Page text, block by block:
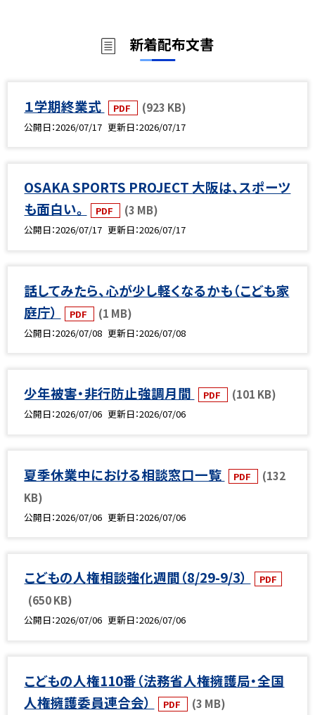
新着配布文書
１学期終業式 PDF (923 KB)
公開日 2026/07/17 更新日 2026/07/17
OSAKA SPORTS PROJECT 大阪は、スポーツ
も面白い。
PDF (3 MB)
公開日 2026/07/17 更新日 2026/07/17
話してみたら、心が少し軽くなるかも（こども家
庭庁）
PDF (1 MB)
公開日 2026/07/08 更新日 2026/07/08
少年被害・非行防止強調月間 PDF (101 KB)
公開日 2026/07/06 更新日 2026/07/06
夏季休業中における相談窓口一覧 PDF
(132
KB)
公開日 2026/07/06 更新日 2026/07/06
こどもの人権相談強化週間（8/29-9/3） PDF
(650 KB)
公開日 2026/07/06 更新日 2026/07/06
こどもの人権110番（法務省人権擁護局・全国
人権擁護委員連合会）
PDF (3 MB)